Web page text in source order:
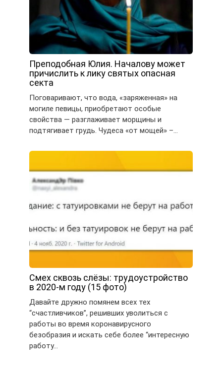
Преподобная Юлия. Началову может
причислить к лику святых опасная
секта
Поговаривают, что вода, «заряженная» на
могиле певицы, приобретают особые
свойства — разглаживает морщины и
подтягивает грудь. Чудеса «от мощей» –…
Смех сквозь слёзы: трудоустройство
в 2020-м году (15 фото)
Давайте дружно помянем всех тех
“счастливчиков”, решивших уволиться с
работы во время коронавирусного
безобразия и искать себе более “интересную
работу…